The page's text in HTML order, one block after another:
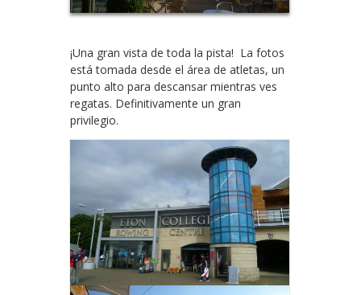
¡Una gran vista de toda la pista! La fotos
está tomada desde el área de atletas, un
punto alto para descansar mientras ves
regatas. Definitivamente un gran
privilegio.